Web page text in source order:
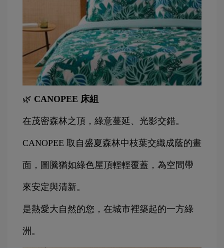
🌿 CANOPEE 床組
在茂密森林之頂，綠意蔓延、光影交錯。
CANOPEE 取自盛夏森林中枝葉交織成蔭的畫
面，圖騰猶如綠色屋頂輕輕覆蓋，為空間帶
來安定與清新。
是熱愛大自然的您，在城市裡築起的一方綠
洲。